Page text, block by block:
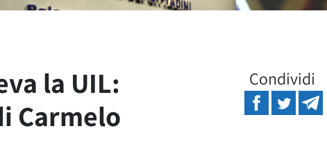
la UIL:
Carmelo
Condividi